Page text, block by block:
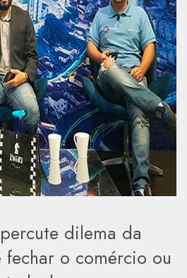
dilema da
fechar o comércio ou